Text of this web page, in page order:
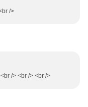
/>
/> <br /> <br />